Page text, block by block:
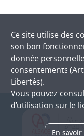
Ce site utilise des
son bon
donnée
consentements
Libertés).
Vous pouvez
d’utilisation sur le
En savoir